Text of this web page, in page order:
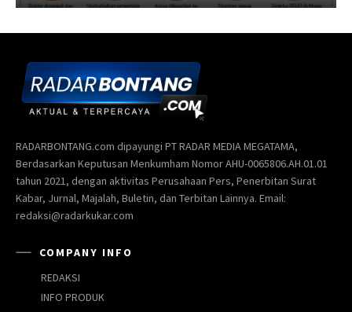
RADARBONTANG.com dipayungi PT RADAR MEDIA MEGATAMA,
Berdasarkan Keputusan Menkumham Nomor AHU-0065806.AH.01.01
tahun 2021, dengan aktivitas Perusahaan Pers, Penerbitan Surat
Kabar, Jurnal, Majalah, Buletin, dan Terbitan Lainnya. Email:
redaksi@radarkukar.com
COMPANY INFO
REDAKSI
INFO PRODUK